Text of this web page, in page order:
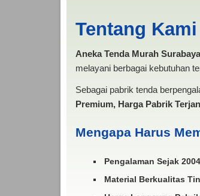
Tentang
Aneka Tenda Murah Surabaya
melayani berbagai kebutuhan
Sebagai pabrik tenda
Premium, Harga Pabrik
Mengapa Harus
Pengalaman Sejak
Material Berkualitas